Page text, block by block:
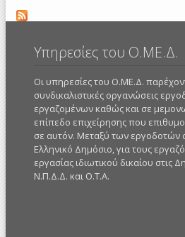
Υπηρεσίες του Ο.ΜΕ.Δ.
Οι υπηρεσίες του Ο.ΜΕ.Δ.
συνδικαλιστικές οργανώσεις
εργαζομένων καθώς και σε
επίπεδο επιχείρησης που
σε αυτόν. Μεταξύ των εργοδοτών
Ελληνικό Δημόσιο, για τους
εργασίας ιδιωτικού δικαίου στις
Ν.Π.Δ.Δ. και Ο.Τ.Α.